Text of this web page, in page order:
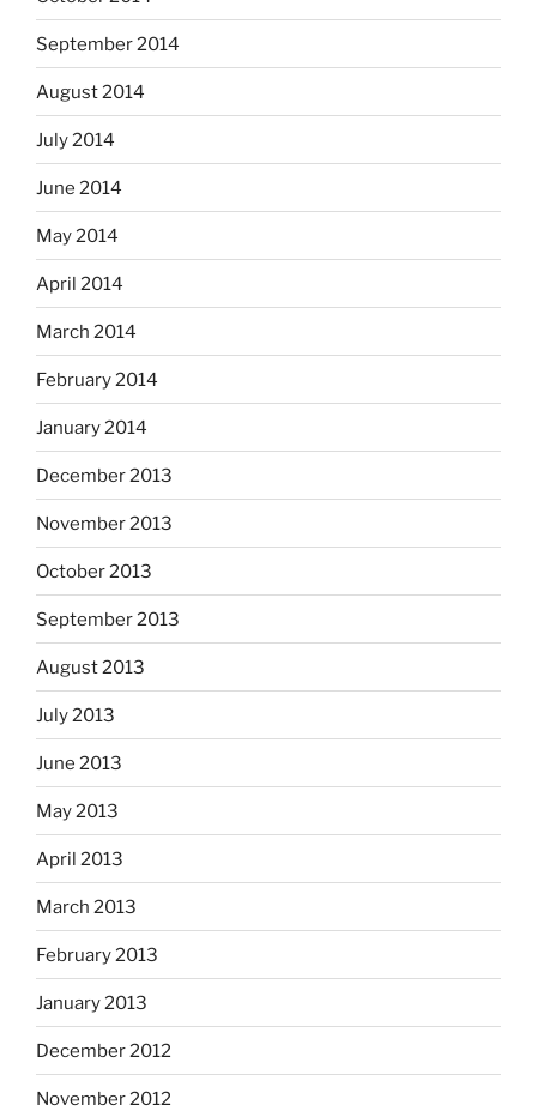
September 2014
August 2014
July 2014
June 2014
May 2014
April 2014
March 2014
February 2014
January 2014
December 2013
November 2013
October 2013
September 2013
August 2013
July 2013
June 2013
May 2013
April 2013
March 2013
February 2013
January 2013
December 2012
November 2012